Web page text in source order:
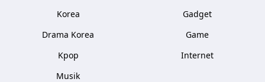
Korea
Drama Korea
Kpop
Musik
Gadget
Game
Internet